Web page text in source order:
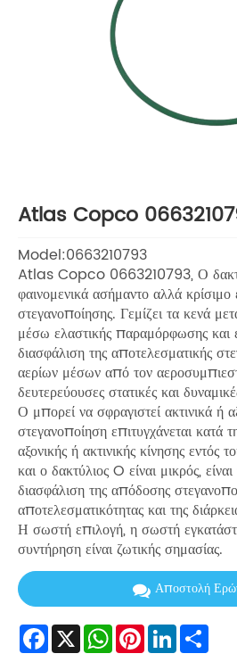
Atlas Copco
Model:0663210793
Atlas Copco 0663210793, Ο
φαινομενικά ασήμαντο αλλά κρίσιμο
στεγανοποίησης. Γεμίζει τα κενά
μέσω ελαστικής παραμόρφωσης και
διασφάλιση της αποτελεσματικής
αερίων μέσων από τον
δευτερεύουσες στατικές και
Ο μπορεί να σφραγιστεί ακτινικά ή
στεγανοποίηση επιτυγχάνεται
αξονικής ή ακτινικής κίνησης
και ο δακτύλιος O είναι μικρός,
διασφάλιση της απόδοσης
αποτελεσματικότητας και της
Η σωστή επιλογή, η σωστή
συντήρηση είναι ζωτικής σημασίας.
Αποστολή
Facebook
X WhatsApp
Pinterest
LinkedIn